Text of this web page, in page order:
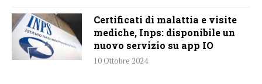
Certificati di malattia e visite
mediche, Inps: disponibile un
nuovo servizio su app IO
10 Ottobre 2024